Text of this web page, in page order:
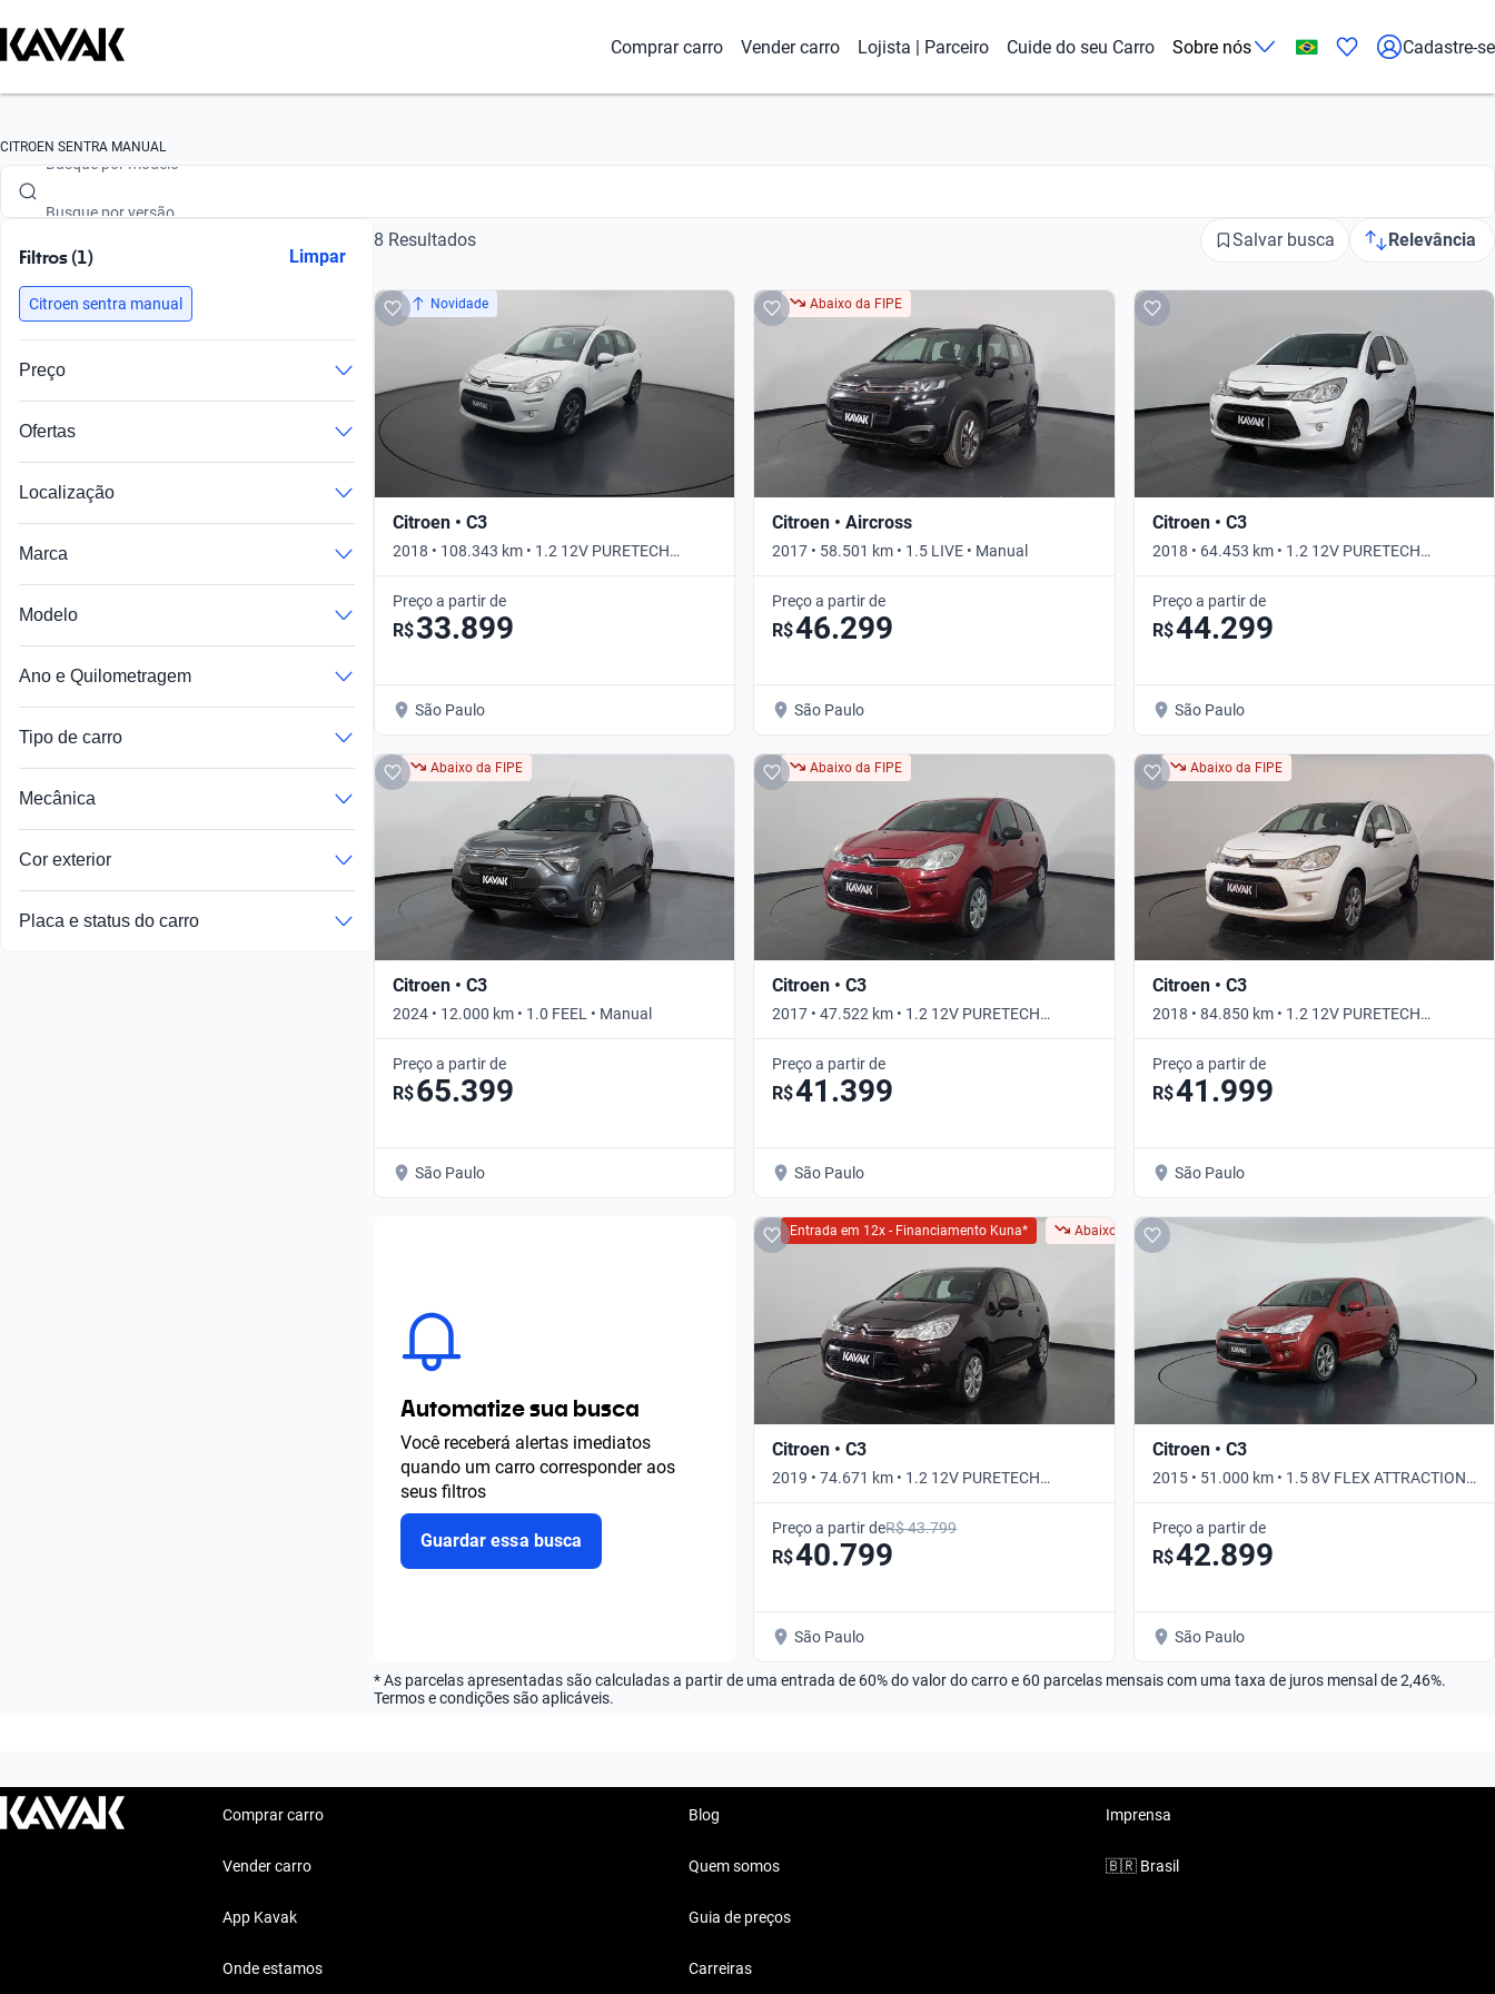
Comprar carro Vender carro Lojista | Parceiro Cuide do seu Carro Sobre nós Cadastre-se
CITROEN SENTRA MANUAL
Busque por marca
Busque por modelo
Busque por marca
Busque por modelo
Busque por ano
Filtros (1) Limpar
Citroen sentra manual
Preço
Ofertas
Localização
Marca
Modelo
Ano e Quilometragem
Tipo de carro
Mecânica
Cor exterior
Placa e status do carro
8 Resultados Salvar busca Relevância
Novidade
Citroen • C3
2018 • 108.343 km • 1.2 12V PURETECH
ORIGINE • Manual
Preço a partir de
R$33.899
São Paulo
Abaixo da FIPE
Citroen • Aircross
2017 • 58.501 km • 1.5 LIVE • Manual
Preço a partir de
R$46.299
São Paulo
Citroen • C3
2018 • 64.453 km • 1.2 12V PURETECH
ATTRACTION • Manual
Preço a partir de
R$44.299
São Paulo
Abaixo da FIPE
Citroen • C3
2024 • 12.000 km • 1.0 FEEL • Manual
Preço a partir de
R$65.399
São Paulo
Abaixo da FIPE
Citroen • C3
2017 • 47.522 km • 1.2 12V PURETECH
ORIGINE • Manual
Preço a partir de
R$41.399
São Paulo
Abaixo da FIPE
Citroen • C3
2018 • 84.850 km • 1.2 12V PURETECH
ATTRACTION • Manual
Preço a partir de
R$41.999
São Paulo
Automatize sua busca
Você receberá alertas imediatos
quando um carro corresponder aos
seus filtros
Guardar essa busca
Entrada em 12x - Financiamento Kuna* Abaixo da FIPE
Citroen • C3
2019 • 74.671 km • 1.2 12V PURETECH
ATTRACTION • Manual
Preço a partir deR$ 43.799
R$40.799
São Paulo
Citroen • C3
2015 • 51.000 km • 1.5 8V FLEX ATTRACTION •
Manual
Preço a partir de
R$42.899
São Paulo
* As parcelas apresentadas são calculadas a partir de uma entrada de 60% do valor do carro e 60 parcelas mensais com uma taxa de juros mensal de 2,46%.
Termos e condições são aplicáveis.
Comprar carro
Vender carro
App Kavak
Onde estamos
Blog
Quem somos
Guia de preços
Carreiras
Imprensa
🇧🇷 Brasil